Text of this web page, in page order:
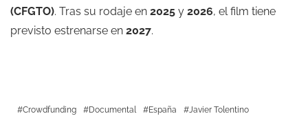
(CFGTO). Tras su rodaje en 2025 y 2026, el film tiene
previsto estrenarse en 2027.
Crowdfunding Documental España
Javier Tolentino